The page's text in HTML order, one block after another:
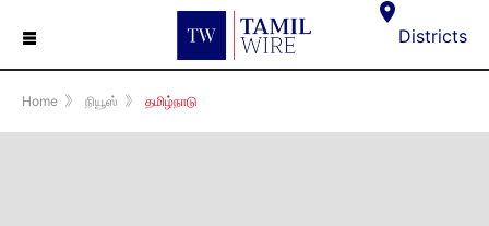
☰ Districts
Home 》 நியூஸ் 》 தமிழ்நாடு